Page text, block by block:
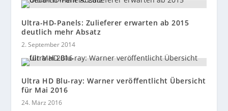
Ultra-HD-Panels: Zulieferer erwarten ab 2015
deutlich mehr Absatz
2. September 2014
Ultra HD Blu-ray: Warner veröffentlicht Übersicht
für Mai 2016
24. März 2016